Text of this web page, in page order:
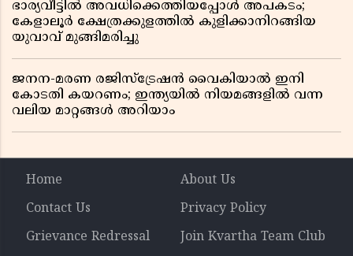
ഭാര്യവീട്ടിൽ അവധിക്കെത്തിയപ്പോൾ അപകടം;
കേളാലൂർ ക്ഷേത്രക്കുളത്തിൽ കുളിക്കാനിറങ്ങിയ
യുവാവ് മുങ്ങിമരിച്ചു
ജനന-മരണ രജിസ്ട്രേഷൻ വൈകിയാൽ ഇനി
കോടതി കയറണം; ഇന്ത്യയിൽ നിയമങ്ങളിൽ വന്ന
വലിയ മാറ്റങ്ങൾ അറിയാം
Home
About Us
Contact Us
Privacy Policy
Grievance Redressal
Join Kvartha Team Club